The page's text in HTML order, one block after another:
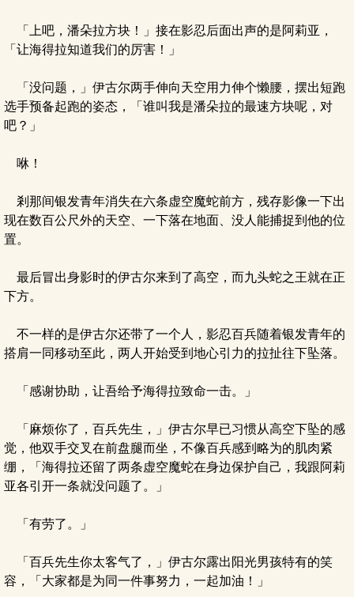
「上吧，潘朵拉方块！」接在影忍后面出声的是阿莉亚，
「让海得拉知道我们的厉害！」
「没问题，」伊古尔两手伸向天空用力伸个懒腰，摆出短跑
选手预备起跑的姿态，「谁叫我是潘朵拉的最速方块呢，对
吧？」
咻！
剎那间银发青年消失在六条虚空魔蛇前方，残存影像一下出
现在数百公尺外的天空、一下落在地面、没人能捕捉到他的位
置。
最后冒出身影时的伊古尔来到了高空，而九头蛇之王就在正
下方。
不一样的是伊古尔还带了一个人，影忍百兵随着银发青年的
搭肩一同移动至此，两人开始受到地心引力的拉扯往下坠落。
「感谢协助，让吾给予海得拉致命一击。」
「麻烦你了，百兵先生，」伊古尔早已习惯从高空下坠的感
觉，他双手交叉在前盘腿而坐，不像百兵感到略为的肌肉紧
绷，「海得拉还留了两条虚空魔蛇在身边保护自己，我跟阿莉
亚各引开一条就没问题了。」
「有劳了。」
「百兵先生你太客气了，」伊古尔露出阳光男孩特有的笑
容，「大家都是为同一件事努力，一起加油！」